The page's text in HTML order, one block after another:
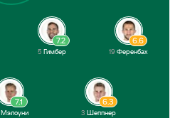
6.6
19Ференбах
7.2
5 Гимбер
6.3
3 Шеппнер
7.1
Мэлоуни